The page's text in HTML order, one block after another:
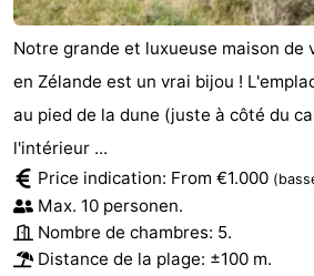
Notre grande et luxueuse maison de
en Zélande est un vrai bijou !
au pied de la dune (juste à côté du
l'intérieur ...
Price indication: From €1.000
Max. 10 personen.
Nombre de chambres: 5.
Distance de la plage: ±100 m.